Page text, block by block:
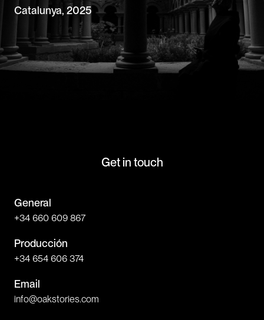
Catalunya, 2025
General
+34 660 609 867
Producción
+34 654 606 374
Get in touch
Email
info@oakstories.com